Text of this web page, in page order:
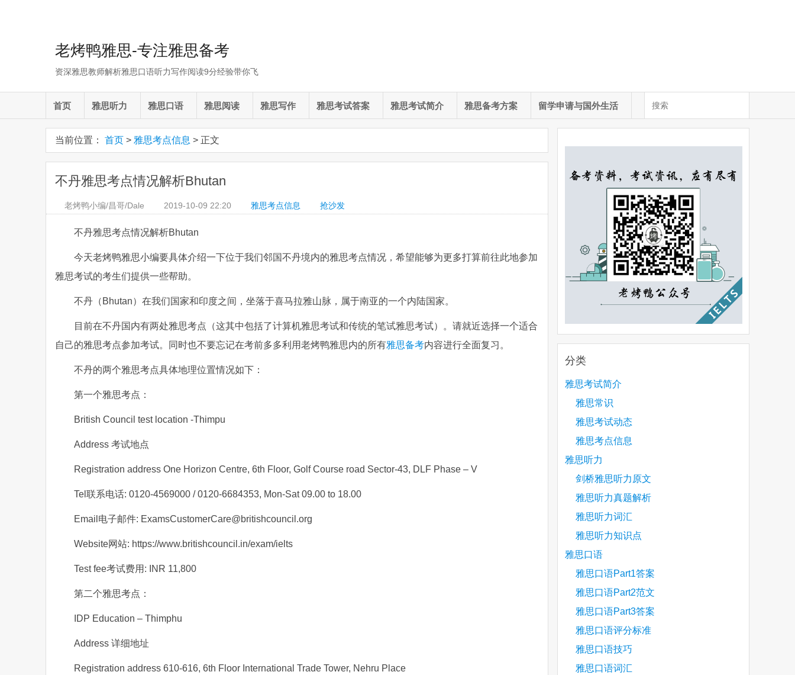
老烤鸭雅思-专注雅思备考
资深雅思教师解析雅思口语听力写作阅读9分经验带你飞
首页 雅思听力 雅思口语 雅思阅读 雅思写作 雅思考试答案 雅思考试简介 雅思备考方案 留学申请与国外生活
当前位置： 首页 > 雅思考点信息 > 正文
不丹雅思考点情况解析Bhutan
老烤鸭小编/昌哥/Dale 2019-10-09 22:20 雅思考点信息 抢沙发
不丹雅思考点情况解析Bhutan
今天老烤鸭雅思小编要具体介绍一下位于我们邻国不丹境内的雅思考点情况，希望能够为更多打算前往此地参加
雅思考试的考生们提供一些帮助。
不丹（Bhutan）在我们国家和印度之间，坐落于喜马拉雅山脉，属于南亚的一个内陆国家。
目前在不丹国内有两处雅思考点（这其中包括了计算机雅思考试和传统的笔试雅思考试）。请就近选择一个适合
自己的雅思考点参加考试。同时也不要忘记在考前多多利用老烤鸭雅思内的所有雅思备考内容进行全面复习。
不丹的两个雅思考点具体地理位置情况如下：
第一个雅思考点：
British Council test location -Thimpu
Address 考试地点
Registration address One Horizon Centre, 6th Floor, Golf Course road Sector-43, DLF Phase – V
Tel联系电话: 0120-4569000 / 0120-6684353, Mon-Sat 09.00 to 18.00
Email电子邮件: ExamsCustomerCare@britishcouncil.org
Website网站: https://www.britishcouncil.in/exam/ielts
Test fee考试费用: INR 11,800
第二个雅思考点：
IDP Education – Thimphu
Address 详细地址
Registration address 610-616, 6th Floor International Trade Tower, Nehru Place
分类
雅思考试简介
雅思常识
雅思考试动态
雅思考点信息
雅思听力
剑桥雅思听力原文
雅思听力真题解析
雅思听力词汇
雅思听力知识点
雅思口语
雅思口语Part1答案
雅思口语Part2范文
雅思口语Part3答案
雅思口语评分标准
雅思口语技巧
雅思口语词汇